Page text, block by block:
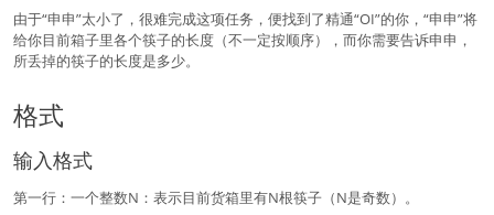
由于“申申”太小了，很难完成这项任务，便找到了精通“OI”的你，“申申”将
给你目前箱子里各个筷子的长度（不一定按顺序），而你需要告诉申申，
所丢掉的筷子的长度是多少。
格式
输入格式
第一行：一个整数N：表示目前货箱里有N根筷子（N是奇数）。